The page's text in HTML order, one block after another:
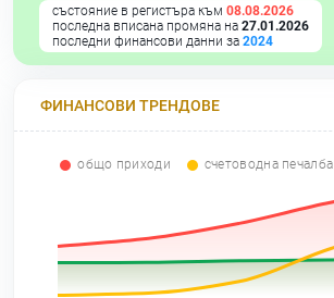
състояние в регистъра към 08.08.2026
последна вписана промяна на 27.01.2026
последни финансови данни за 2024
ФИНАНСОВИ ТРЕНДОВЕ
общо приходи счетоводна печалба